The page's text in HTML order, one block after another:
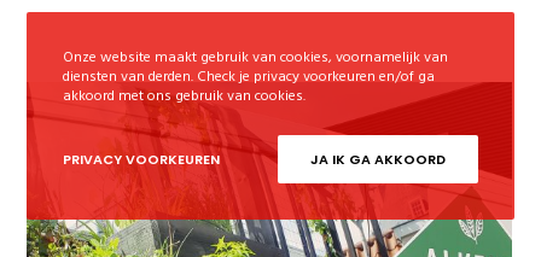
Onze website maakt gebruik van cookies, voornamelijk van
diensten van derden. Check je privacy voorkeuren en/of ga
akkoord met ons gebruik van cookies.
PRIVACY VOORKEUREN JA IK GA AKKOORD